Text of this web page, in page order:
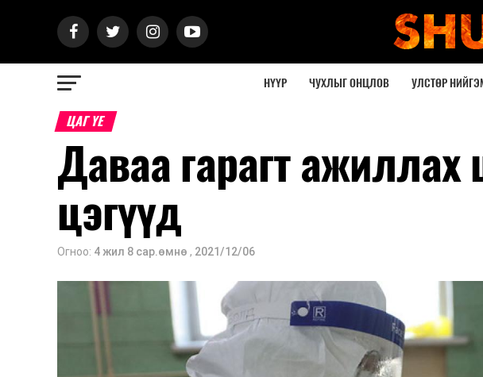
НҮҮР ЧУХЛЫГ ОНЦЛОВ УЛСТӨР
ЦАГ ҮЕ
Даваа гарагт
цэгүүд
Огноо: 4 жил 8 сар.өмнө , 2021/12/06